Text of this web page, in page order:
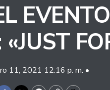
11, 2021 12:16 p. m. •